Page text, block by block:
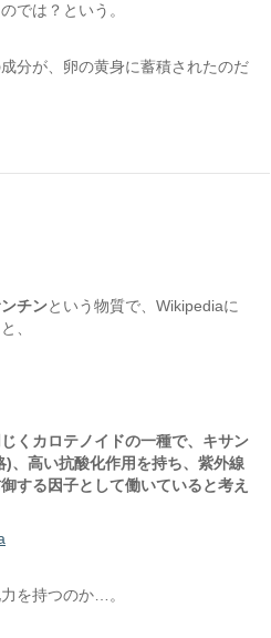
では？という。
分が、卵の黄身に蓄積されたのだ
チンという物質で、Wikipediaに
、
くカロテノイドの一種で、キサン
)、高い抗酸化作用を持ち、紫外線
する因子として働いていると考え
を持つのか…。